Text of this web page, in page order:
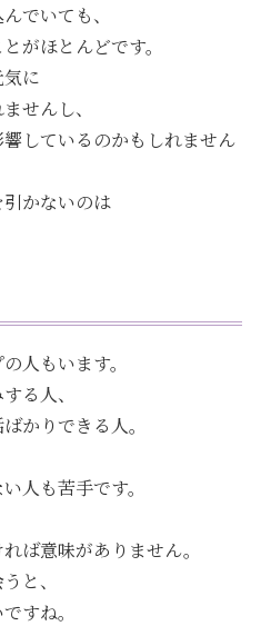
でいても、
がほとんどです。
に
せんし、
しているのかもしれません
かないのは
人もいます。
る人、
かりできる人。
人も苦手です。
ば意味がありません。
と、
すね。